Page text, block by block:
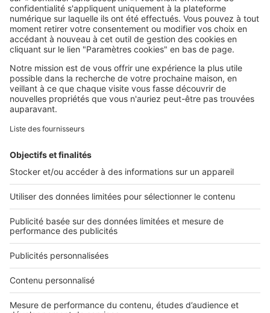
SeLoger c'est aussi
Retrouvez-nous sur ...
L'ENTREPRISE
Qui sommes-nous ?
Nous contacter
Nous recrutons
NOS APPLICATIONS
Découvrez nos applications